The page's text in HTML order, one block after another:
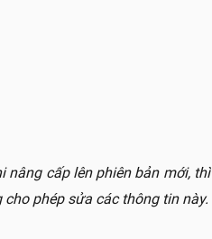
nâng cấp lên phiên bản mới, thì
phép sửa các thông tin này.